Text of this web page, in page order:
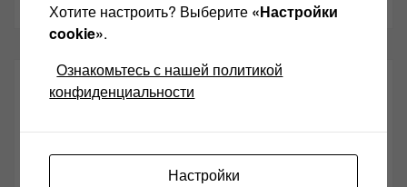
СВЕЖИЕ ЗАПИСИ
Чем дороже аудиотехника, тем лучше звучит?
Хотите настроить? Выберите «Настройки
cookie».
Ознакомьтесь с нашей политикой
конфиденциальности
Настройки